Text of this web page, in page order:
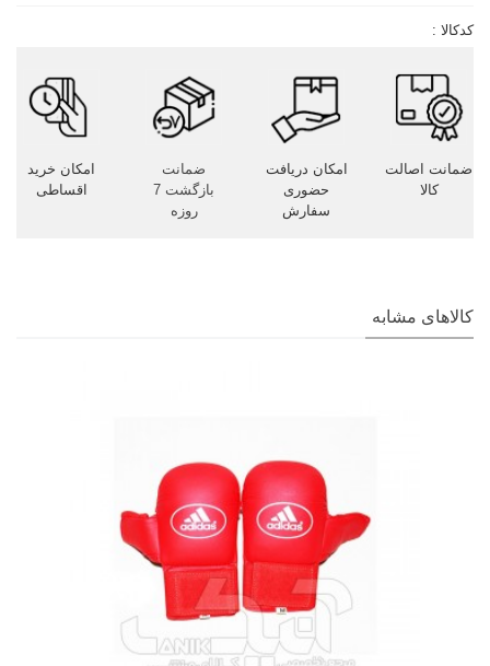
کدکالا :
ضمانت اصالت
کالا
امکان دریافت
حضوری
سفارش
ضمانت
بازگشت 7
روزه
امکان خرید
اقساطی
کالاهای مشابه